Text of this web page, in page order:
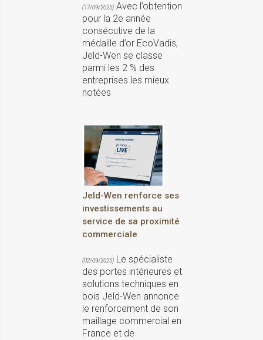
(17/09/2025) Avec l’obtention
pour la 2e année
consécutive de la
médaille d’or EcoVadis,
Jeld-Wen se classe
parmi les 2 % des
entreprises les mieux
notées
Jeld-Wen renforce ses
investissements au
service de sa proximité
commerciale
(02/09/2025) Le spécialiste
des portes intérieures et
solutions techniques en
bois Jeld-Wen annonce
le renforcement de son
maillage commercial en
France et de